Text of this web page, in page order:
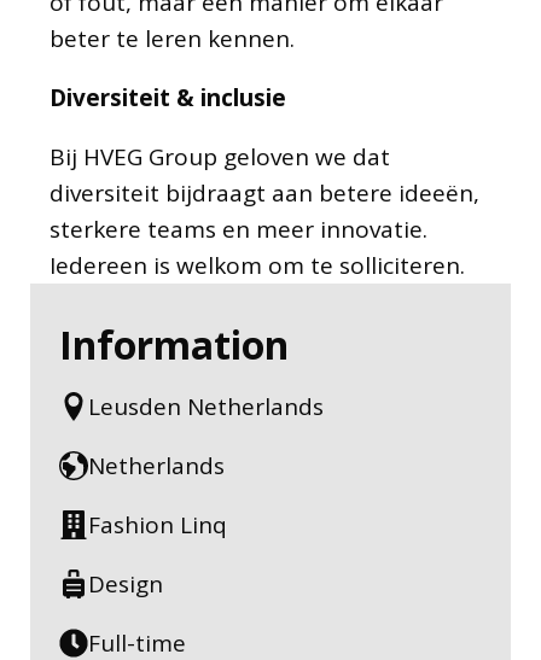
beter te leren kennen.
Diversiteit & inclusie
Bij HVEG Group geloven we dat
diversiteit bijdraagt aan betere ideeën,
sterkere teams en meer innovatie.
Iedereen is welkom om te solliciteren.
Information
Leusden Netherlands
Netherlands
Fashion Linq
Design
Full-time